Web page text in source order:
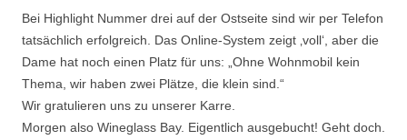
Bei Highlight Nummer drei auf der Ostseite sind wir per Telefon
tatsächlich erfolgreich. Das Online-System zeigt ‚voll‘, aber die
Dame hat noch einen Platz für uns: „Ohne Wohnmobil kein
Thema, wir haben zwei Plätze, die klein sind.“
Wir gratulieren uns zu unserer Karre.
Morgen also Wineglass Bay. Eigentlich ausgebucht! Geht doch.